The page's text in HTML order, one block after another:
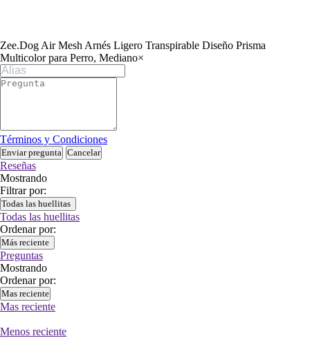
Zee.Dog Air Mesh Arnés Ligero Transpirable Diseño Prisma
Multicolor para Perro, Mediano×
Términos y Condiciones
Enviar pregunta Cancelar
Reseñas
Mostrando
Filtrar por:
Todas las huellitas
Todas las huellitas
Ordenar por:
Más reciente
Preguntas
Mostrando
Ordenar por:
Mas reciente
Mas reciente
Menos reciente